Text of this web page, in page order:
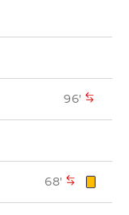
96'
68'